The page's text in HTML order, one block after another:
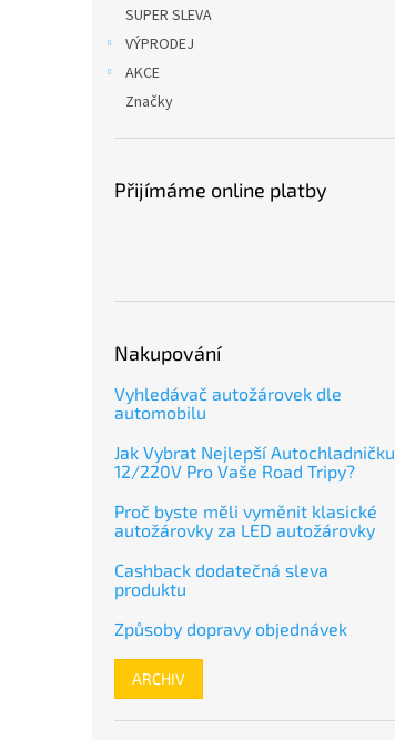
SUPER SLEVA
VÝPRODEJ
AKCE
Značky
Přijímáme online platby
Nakupování
Vyhledávač autožárovek dle
automobilu
Jak Vybrat Nejlepší Autochladničku
12/220V Pro Vaše Road Tripy?
Proč byste měli vyměnit klasické
autožárovky za LED autožárovky
Cashback dodatečná sleva
produktu
Způsoby dopravy objednávek
ARCHIV